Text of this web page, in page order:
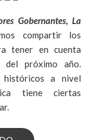
Gobernantes, La
compartir los
tener en cuenta
del próximo año.
históricos a nivel
tiene ciertas